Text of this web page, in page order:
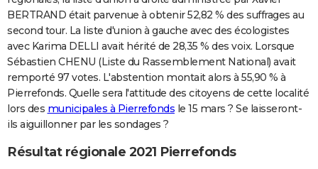
S'inscrire
Se connecter
Lycées
Collèges
Primaires
Universités
Entreprises
Service militaire
Avis de recherche
AVIS DE DÉCÈS
FORUM
Bricolage
Lifestyle
Culture
Sport
Auto
Television
Voyage
Cinema
BERTRAND était parvenue à obtenir 52,82 % des suffrages au
second tour. La liste d'union à gauche avec des écologistes
avec Karima DELLI avait hérité de 28,35 % des voix. Lorsque
Sébastien CHENU (Liste du Rassemblement National) avait
remporté 97 votes. L'abstention montait alors à 55,90 % à
Pierrefonds. Quelle sera l'attitude des citoyens de cette localité
lors des municipales à Pierrefonds le 15 mars ? Se laisseront-
ils aiguillonner par les sondages ?
Résultat régionale 2021 Pierrefonds